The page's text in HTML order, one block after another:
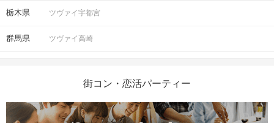
栃木県 ツヴァイ宇都宮
群馬県 ツヴァイ高崎
街コン・恋活パーティー